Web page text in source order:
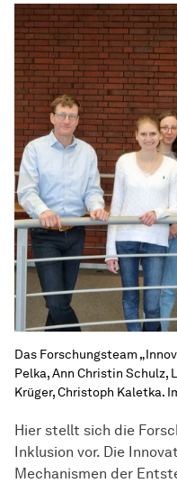
Hier stellt sich die
Inklusion vor. Die
Mechanismen der
Das Forschungsteam
Pelka, Ann Christin Schulz,
Krüger, Christoph Kaletka.